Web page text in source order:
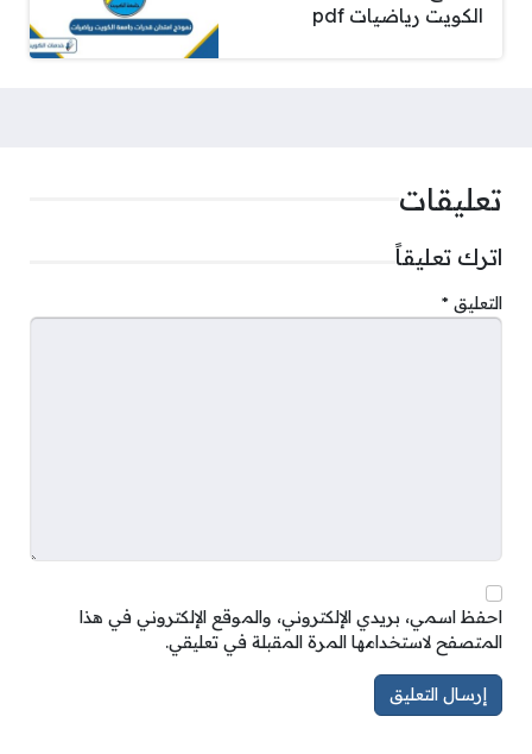
الكويت رياضيات pdf
تعليقات
اترك تعليقاً
التعليق *
احفظ اسمي، بريدي الإلكتروني، والموقع الإلكتروني في هذا
المتصفح لاستخدامها المرة المقبلة في تعليقي.